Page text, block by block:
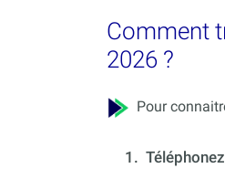
Comment
2026 ?
Pour
1.